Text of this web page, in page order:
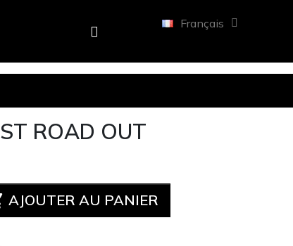
Français
ROAD OUT
AJOUTER AU PANIER